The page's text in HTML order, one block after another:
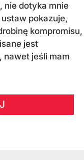
nie dotyka mnie
pokazuje,
kompromisu,
jest
nawet jeśli mam